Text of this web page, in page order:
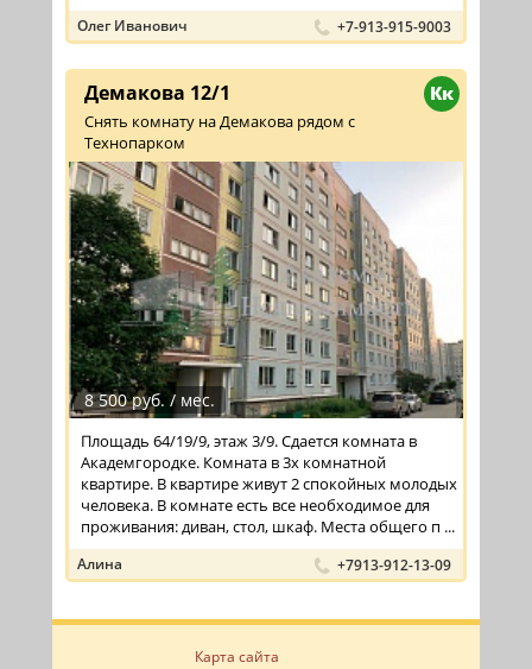
Олег Иванович +7-913-915-9003
Кк
Демакова 12/1
Снять комнату на Демакова рядом с
Технопарком
8 500 руб. / мес.
Площадь 64/19/9, этаж 3/9. Сдается комната в
Академгородке. Комната в 3х комнатной
квартире. В квартире живут 2 спокойных молодых
человека. В комнате есть все необходимое для
проживания: диван, стол, шкаф. Места общего п ...
Алина +7913-912-13-09
Карта сайта